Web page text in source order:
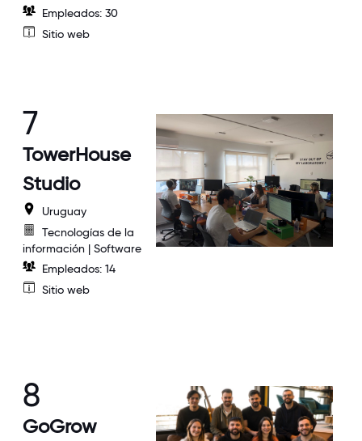
Empleados: 30
Sitio web
7
TowerHouse
Studio
Uruguay
Tecnologías de la
información | Software
Empleados: 14
Sitio web
8
GoGrow